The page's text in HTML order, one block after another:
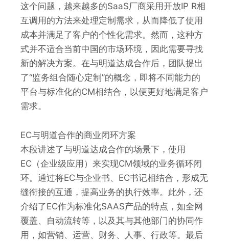
这个问题，越来越多的SaaS厂商采用开放IP R相
互调用的方法来处理定制需求，从而降低了使用
成本并满足了客户的个性化需求。然而，这种方
式并不适合当前中国的市场环境，因此需要寻找
新的解决方案。在与明道达成合作后，团队提出
了“监务组合随心定制”的概念，即将不同能力的
平台与标准化的CM相结合，以便更好地满足客户
需求。
EC与明道合作的商业闭环方案
本段讲述了与明道达成合作的场景下，使用
EC（企业级应用）来实现CM领域的业务循环闭
环。通过将EC与企业书、EC书记相结合，形成无
缝衔接的互通，提高业务的执行效率。此外，还
介绍了EC作为标准化SAAS产品的特点，如全网
覆盖、自动流转等，以及其与其他部门的协同作
用，如营销、运营、财务、人事、行政等。最后